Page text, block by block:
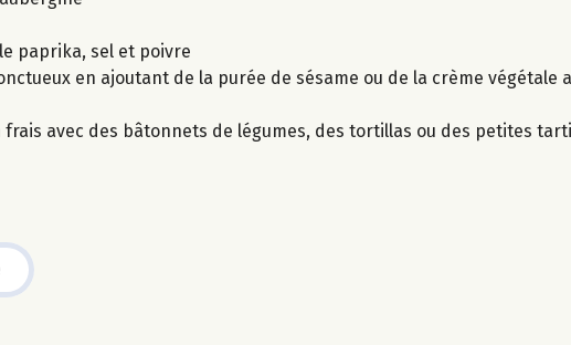
le paprika, sel et poivre
en ajoutant de la purée de sésame ou de la crème végétale
avec des bâtonnets de légumes, des tortillas ou des petites